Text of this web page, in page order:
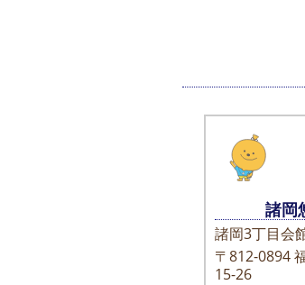
諸岡
諸岡3丁目会
〒812-0894
15-26